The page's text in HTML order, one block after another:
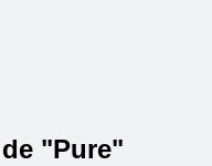
"Pure"